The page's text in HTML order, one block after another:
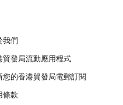
我們
貿發局流動應用程式
您的香港貿發局電郵訂閱
條款